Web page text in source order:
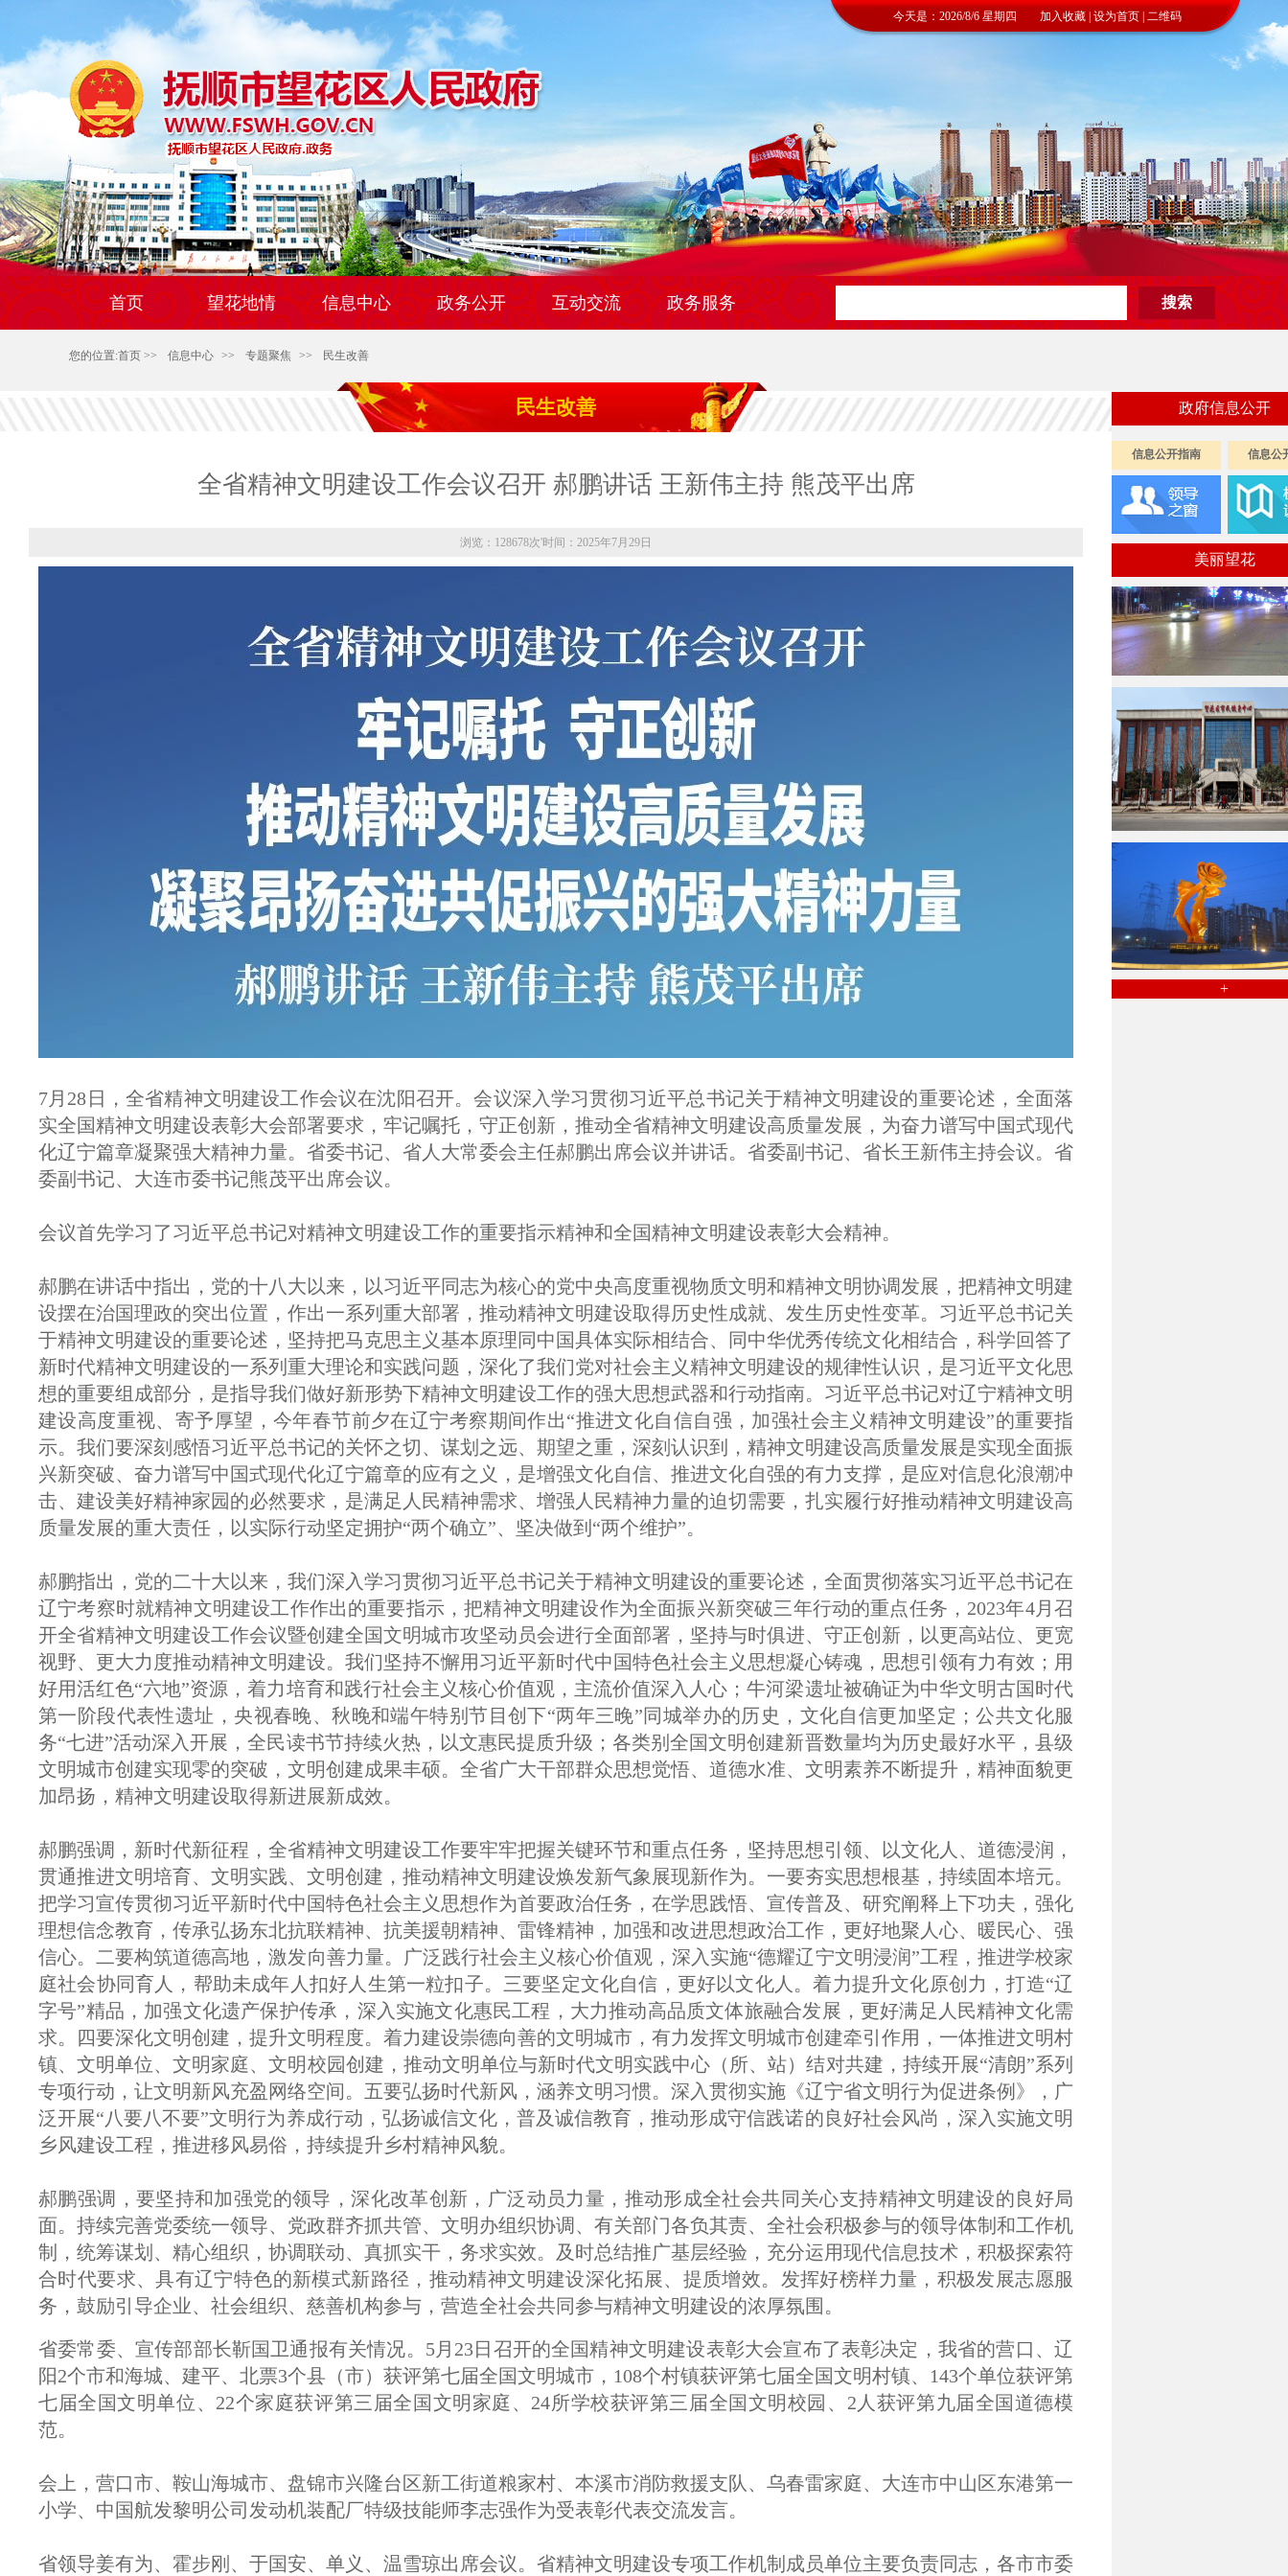
今天是：2026/8/6 星期四 加入收藏 | 设为首页 | 二维码
首页 望花地情 信息中心 政务公开 互动交流 政务服务
您的位置:首页 >> 信息中心 >> 专题聚焦 >> 民生改善
民生改善
全省精神文明建设工作会议召开 郝鹏讲话 王新伟主持 熊茂平出席
浏览：128678次'时间：2025年7月29日
7月28日，全省精神文明建设工作会议在沈阳召开。会议深入学习贯彻习近平总书记关于精神文明建设的重要论述，全面落
实全国精神文明建设表彰大会部署要求，牢记嘱托，守正创新，推动全省精神文明建设高质量发展，为奋力谱写中国式现代
化辽宁篇章凝聚强大精神力量。省委书记、省人大常委会主任郝鹏出席会议并讲话。省委副书记、省长王新伟主持会议。省
委副书记、大连市委书记熊茂平出席会议。
会议首先学习了习近平总书记对精神文明建设工作的重要指示精神和全国精神文明建设表彰大会精神。
郝鹏在讲话中指出，党的十八大以来，以习近平同志为核心的党中央高度重视物质文明和精神文明协调发展，把精神文明建
设摆在治国理政的突出位置，作出一系列重大部署，推动精神文明建设取得历史性成就、发生历史性变革。习近平总书记关
于精神文明建设的重要论述，坚持把马克思主义基本原理同中国具体实际相结合、同中华优秀传统文化相结合，科学回答了
新时代精神文明建设的一系列重大理论和实践问题，深化了我们党对社会主义精神文明建设的规律性认识，是习近平文化思
想的重要组成部分，是指导我们做好新形势下精神文明建设工作的强大思想武器和行动指南。习近平总书记对辽宁精神文明
建设高度重视、寄予厚望，今年春节前夕在辽宁考察期间作出“推进文化自信自强，加强社会主义精神文明建设”的重要指
示。我们要深刻感悟习近平总书记的关怀之切、谋划之远、期望之重，深刻认识到，精神文明建设高质量发展是实现全面振
兴新突破、奋力谱写中国式现代化辽宁篇章的应有之义，是增强文化自信、推进文化自强的有力支撑，是应对信息化浪潮冲
击、建设美好精神家园的必然要求，是满足人民精神需求、增强人民精神力量的迫切需要，扎实履行好推动精神文明建设高
质量发展的重大责任，以实际行动坚定拥护“两个确立”、坚决做到“两个维护”。
郝鹏指出，党的二十大以来，我们深入学习贯彻习近平总书记关于精神文明建设的重要论述，全面贯彻落实习近平总书记在
辽宁考察时就精神文明建设工作作出的重要指示，把精神文明建设作为全面振兴新突破三年行动的重点任务，2023年4月召
开全省精神文明建设工作会议暨创建全国文明城市攻坚动员会进行全面部署，坚持与时俱进、守正创新，以更高站位、更宽
视野、更大力度推动精神文明建设。我们坚持不懈用习近平新时代中国特色社会主义思想凝心铸魂，思想引领有力有效；用
好用活红色“六地”资源，着力培育和践行社会主义核心价值观，主流价值深入人心；牛河梁遗址被确证为中华文明古国时代
第一阶段代表性遗址，央视春晚、秋晚和端午特别节目创下“两年三晚”同城举办的历史，文化自信更加坚定；公共文化服
务“七进”活动深入开展，全民读书节持续火热，以文惠民提质升级；各类别全国文明创建新晋数量均为历史最好水平，县级
文明城市创建实现零的突破，文明创建成果丰硕。全省广大干部群众思想觉悟、道德水准、文明素养不断提升，精神面貌更
加昂扬，精神文明建设取得新进展新成效。
郝鹏强调，新时代新征程，全省精神文明建设工作要牢牢把握关键环节和重点任务，坚持思想引领、以文化人、道德浸润，
贯通推进文明培育、文明实践、文明创建，推动精神文明建设焕发新气象展现新作为。一要夯实思想根基，持续固本培元。
把学习宣传贯彻习近平新时代中国特色社会主义思想作为首要政治任务，在学思践悟、宣传普及、研究阐释上下功夫，强化
理想信念教育，传承弘扬东北抗联精神、抗美援朝精神、雷锋精神，加强和改进思想政治工作，更好地聚人心、暖民心、强
信心。二要构筑道德高地，激发向善力量。广泛践行社会主义核心价值观，深入实施“德耀辽宁文明浸润”工程，推进学校家
庭社会协同育人，帮助未成年人扣好人生第一粒扣子。三要坚定文化自信，更好以文化人。着力提升文化原创力，打造“辽
字号”精品，加强文化遗产保护传承，深入实施文化惠民工程，大力推动高品质文体旅融合发展，更好满足人民精神文化需
求。四要深化文明创建，提升文明程度。着力建设崇德向善的文明城市，有力发挥文明城市创建牵引作用，一体推进文明村
镇、文明单位、文明家庭、文明校园创建，推动文明单位与新时代文明实践中心（所、站）结对共建，持续开展“清朗”系列
专项行动，让文明新风充盈网络空间。五要弘扬时代新风，涵养文明习惯。深入贯彻实施《辽宁省文明行为促进条例》，广
泛开展“八要八不要”文明行为养成行动，弘扬诚信文化，普及诚信教育，推动形成守信践诺的良好社会风尚，深入实施文明
乡风建设工程，推进移风易俗，持续提升乡村精神风貌。
郝鹏强调，要坚持和加强党的领导，深化改革创新，广泛动员力量，推动形成全社会共同关心支持精神文明建设的良好局
面。持续完善党委统一领导、党政群齐抓共管、文明办组织协调、有关部门各负其责、全社会积极参与的领导体制和工作机
制，统筹谋划、精心组织，协调联动、真抓实干，务求实效。及时总结推广基层经验，充分运用现代信息技术，积极探索符
合时代要求、具有辽宁特色的新模式新路径，推动精神文明建设深化拓展、提质增效。发挥好榜样力量，积极发展志愿服
务，鼓励引导企业、社会组织、慈善机构参与，营造全社会共同参与精神文明建设的浓厚氛围。
省委常委、宣传部部长靳国卫通报有关情况。5月23日召开的全国精神文明建设表彰大会宣布了表彰决定，我省的营口、辽
阳2个市和海城、建平、北票3个县（市）获评第七届全国文明城市，108个村镇获评第七届全国文明村镇、143个单位获评第
七届全国文明单位、22个家庭获评第三届全国文明家庭、24所学校获评第三届全国文明校园、2人获评第九届全国道德模
范。
会上，营口市、鞍山海城市、盘锦市兴隆台区新工街道粮家村、本溪市消防救援支队、乌春雷家庭、大连市中山区东港第一
小学、中国航发黎明公司发动机装配厂特级技能师李志强作为受表彰代表交流发言。
省领导姜有为、霍步刚、于国安、单义、温雪琼出席会议。省精神文明建设专项工作机制成员单位主要负责同志，各市市委
政府信息公开
信息公开指南 信息公
美丽望花
+